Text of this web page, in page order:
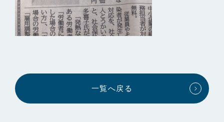
一覧へ戻る